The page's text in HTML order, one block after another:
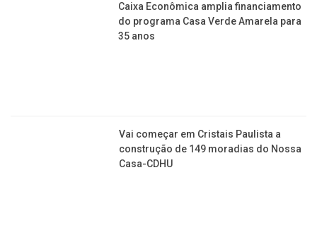
Caixa Econômica amplia financiamento
do programa Casa Verde Amarela para
35 anos
Vai começar em Cristais Paulista a
construção de 149 moradias do Nossa
Casa-CDHU